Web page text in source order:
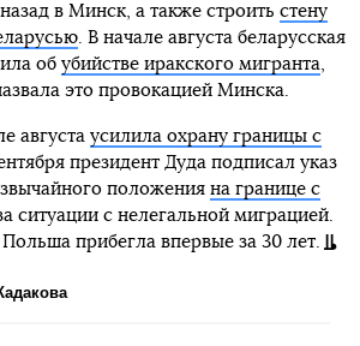
в Минск, а также строить стену
. В начале августа беларусская
об убийстве иракского мигранта
это провокацией Минска.
августа усилила охрану границы с
президент Дуда подписал указ
положения на границе с
ситуации с нелегальной миграцией.
прибегла впервые за 30 лет.